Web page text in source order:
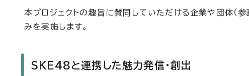
本プロジェクトの趣旨に賛同していただける企業や団体（
みを実施します。
SKE48と連携した魅力発信・創出